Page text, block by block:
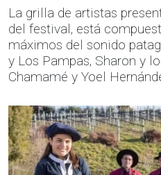
La grilla de artistas
del festival, está
máximos del sonido
y Los Pampas, Sharon y
Chamamé y Yoel